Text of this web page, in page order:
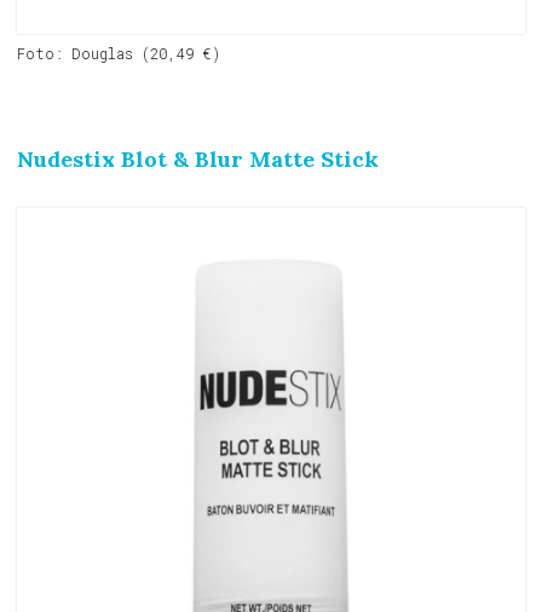
Foto: Douglas (20,49 €)
Nudestix Blot & Blur Matte Stick